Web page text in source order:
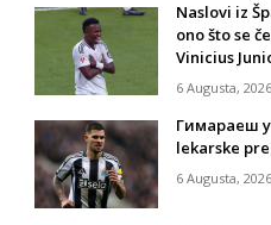
Naslovi iz
ono što se
Vinicius
6 Augusta, 2026
Гимараеш
lekarske
6 Augusta, 2026